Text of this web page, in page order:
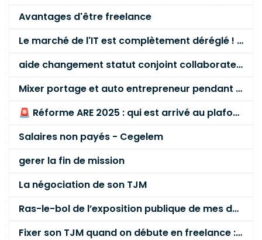
Avantages d'être freelance
Le marché de l'IT est complètement déréglé ! STOP à cette mascarade ! Il faut s'unir et résister !
aide changement statut conjoint collaborateur
Mixer portage et auto entrepreneur pendant des années - quel risque ?
🚨 Réforme ARE 2025 : qui est arrivé au plafond des 60 % en gardant son entreprise ?
Salaires non payés - Cegelem
gerer la fin de mission
La négociation de son TJM
Ras-le-bol de l’exposition publique de mes données personnelles liées à mon entreprise
Fixer son TJM quand on débute en freelance : la méthode mathématique (et pas au feeling) 🛑